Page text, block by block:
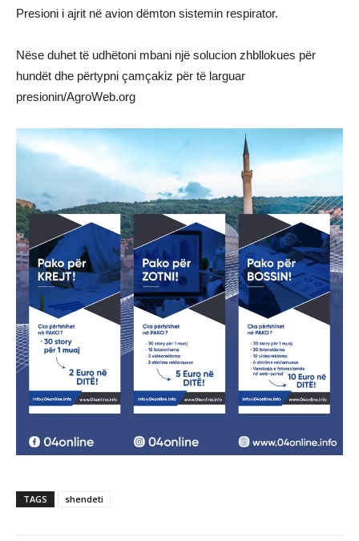
Presioni i ajrit në avion dëmton sistemin respirator.
Nëse duhet të udhëtoni mbani një solucion zhbllokues për
hundët dhe përtypni çamçakiz për të larguar
presionin/AgroWeb.org
TAGS shendeti